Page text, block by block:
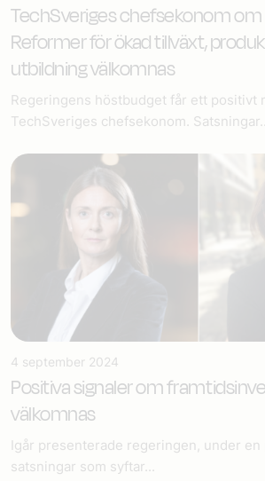
TechSveriges chefsekonom
Reformer för ökad tillväxt,
utbildning välkomnas
Regeringens höstbudget får ett positivt
TechSveriges chefsekonom. Satsningar...
4 september 2024
Positiva signaler om
välkomnas
Igår presenterade regeringen, under
satsningar som syftar...